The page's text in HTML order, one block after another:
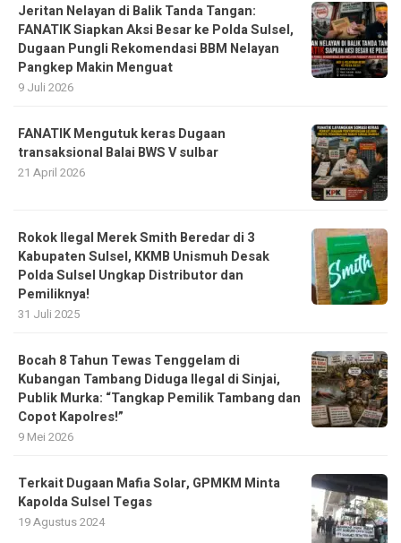
Jeritan Nelayan di Balik Tanda Tangan:
FANATIK Siapkan Aksi Besar ke Polda Sulsel,
Dugaan Pungli Rekomendasi BBM Nelayan
Pangkep Makin Menguat
9 Juli 2026
FANATIK Mengutuk keras Dugaan
transaksional Balai BWS V sulbar
21 April 2026
Rokok Ilegal Merek Smith Beredar di 3
Kabupaten Sulsel, KKMB Unismuh Desak
Polda Sulsel Ungkap Distributor dan
Pemiliknya!
31 Juli 2025
Bocah 8 Tahun Tewas Tenggelam di
Kubangan Tambang Diduga Ilegal di Sinjai,
Publik Murka: “Tangkap Pemilik Tambang dan
Copot Kapolres!”
9 Mei 2026
Terkait Dugaan Mafia Solar, GPMKM Minta
Kapolda Sulsel Tegas
19 Agustus 2024